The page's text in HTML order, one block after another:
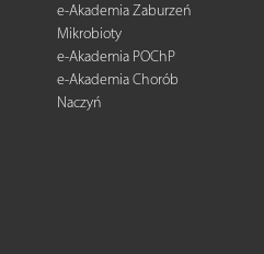
e-Akademia Zaburzeń
Mikrobioty
e-Akademia POChP
e-Akademia Chorób
Naczyń